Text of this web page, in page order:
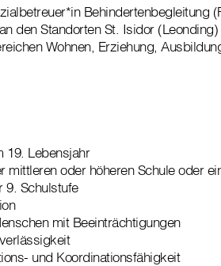
Behindertenbegleitung
den Standorten St. Isidor
Wohnen, Erziehung,
19. Lebensjahr
mittleren oder höheren Schule oder
9. Schulstufe
mit Beeinträchtigungen
und Koordinationsfähigkeit